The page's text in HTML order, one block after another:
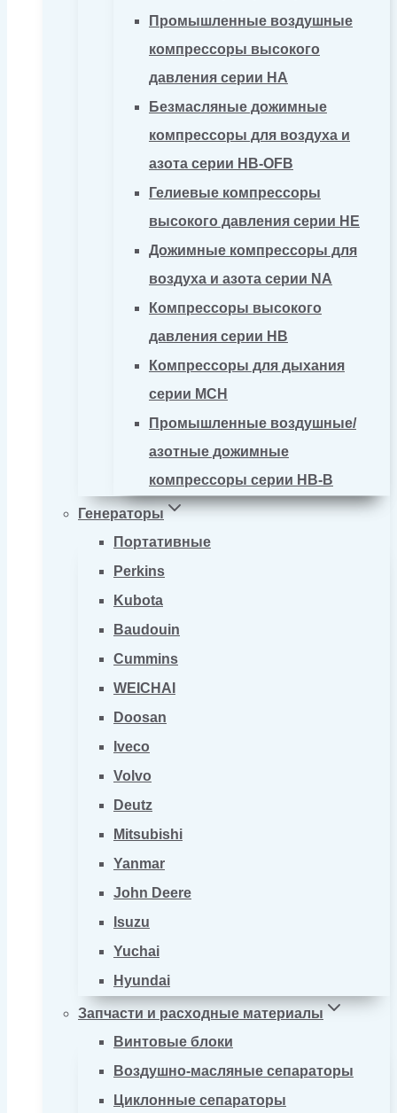
Промышленные воздушные
компрессоры высокого
давления серии HA
Безмасляные дожимные
компрессоры для воздуха и
азота серии HB-OFB
Гелиевые компрессоры
высокого давления серии HE
Дожимные компрессоры для
воздуха и азота серии NA
Компрессоры высокого
давления серии HB
Компрессоры для дыхания
серии MCH
Промышленные воздушные/
азотные дожимные
компрессоры серии HB-B
Генераторы
Портативные
Perkins
Kubota
Baudouin
Cummins
WEICHAI
Doosan
Iveco
Volvo
Deutz
Mitsubishi
Yanmar
John Deere
Isuzu
Yuchai
Hyundai
Запчасти и расходные материалы
Винтовые блоки
Воздушно-масляные сепараторы
Циклонные сепараторы